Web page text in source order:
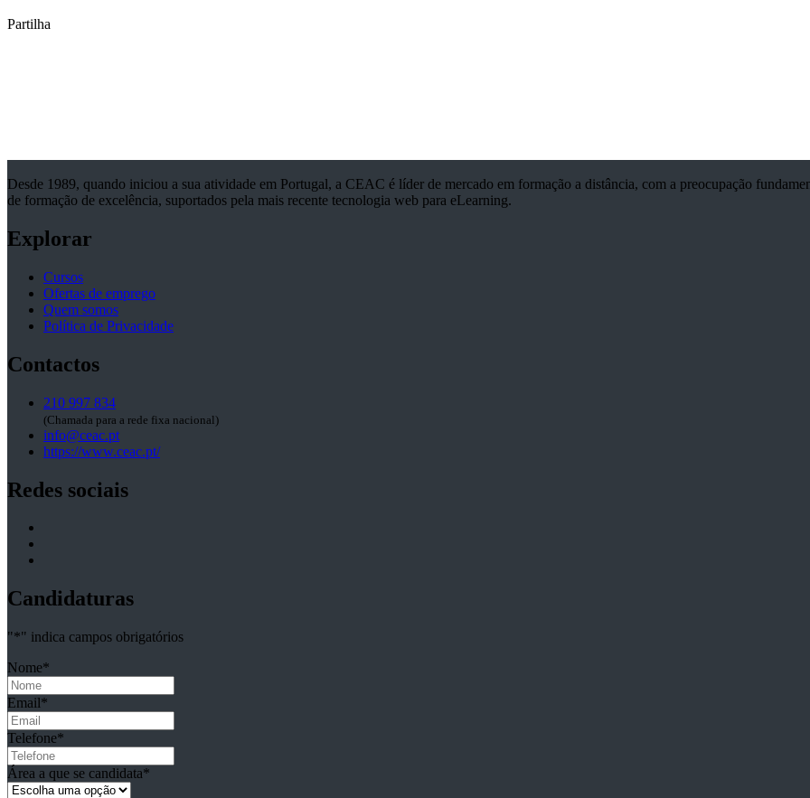
Partilha
Desde 1989, quando iniciou a sua atividade em Portugal, a CEAC é líder de mercado em formação a distância, com a preocupação
de formação de excelência, suportados pela mais recente tecnologia web para eLearning.
Explorar
Cursos
Ofertas de emprego
Quem somos
Política de Privacidade
Contactos
210 997 834
(Chamada para a rede fixa nacional)
info@ceac.pt
https://www.ceac.pt/
Redes sociais
Candidaturas
"*" indica campos obrigatórios
Nome*
Email*
Telefone*
Área a que se candidata*